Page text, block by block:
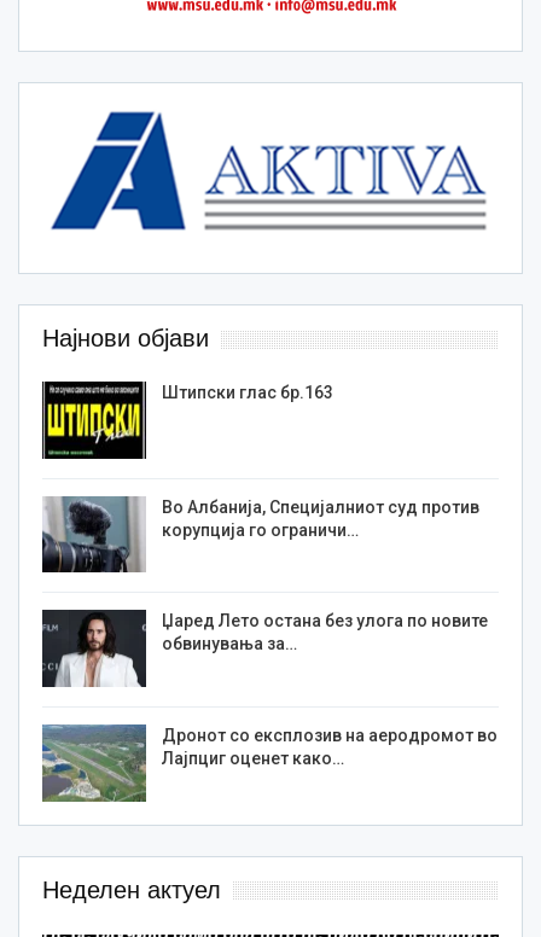
Најнови објави
Штипски глас бр.163
Во Албанија, Специјалниот суд против
корупција го ограничи…
Џаред Лето остана без улога по новите
обвинувања за…
Дронот со експлозив на аеродромот во
Лајпциг оценет како…
Неделен актуел